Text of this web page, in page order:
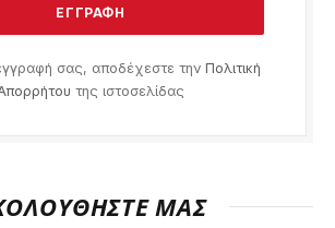
σας, αποδέχεστε την Πολιτική
της ιστοσελίδας
ΜΑΣ